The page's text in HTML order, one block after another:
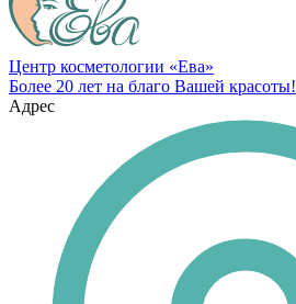
Центр косметологии «Ева»
Более 20 лет на благо Вашей красоты!
Адрес